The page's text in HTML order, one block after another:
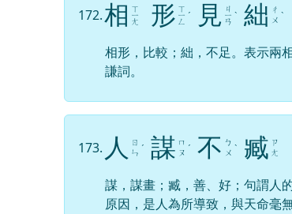
172.相 ㄒ
ㄧ
ㄤ 形 ㄒ
ㄧ
ㄥ
ˊ 見 ㄐ
ㄧ
ㄢ
ˋ 絀 ㄔ
ㄨ ˋ
相形，比較；絀，不足。表示兩
謙詞。
173. 人
ㄖ
ㄣ ˊ 謀 ㄇ
ㄡ ˊ 不 ㄅ
ㄨ ˋ 臧 ㄗ
ㄤ
謀，謀畫；臧，善、好；句謂人
原因，是人為所導致，與天命毫無